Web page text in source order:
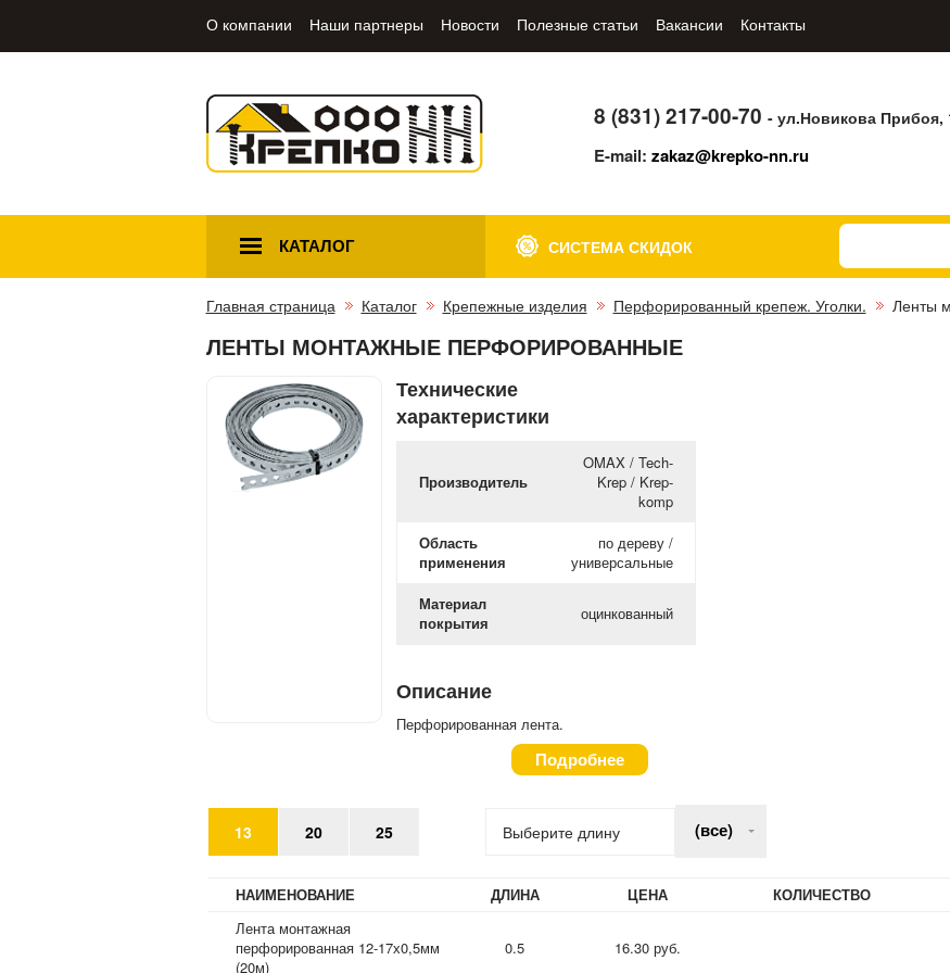
О компании Наши партнеры Новости Полезные статьи Вакансии Контакты
8 (831) 217-00-70- ул.Новикова Прибоя,
E-mail:zakaz@krepko-nn.ru
КАТАЛОГ СИСТЕМА СКИДОК
Главная страница Каталог Крепежные изделия Перфорированный крепеж. Уголки.
Ленты
ЛЕНТЫ МОНТАЖНЫЕ ПЕРФОРИРОВАННЫЕ
Технические
характеристики
Производитель
OMAX / Tech-
Krep / Krep-
komp
Область
применения
по дереву /
универсальные
Материал
покрытия
оцинкованный
Описание
Перфорированная лента.
Подробнее
13 20 25 Выберите длину (все)
НАИМЕНОВАНИЕ ДЛИНА ЦЕНА КОЛИЧЕСТВО
Лента монтажная
перфорированная 12-17х0,5мм
(20м)
0.5 16.30 руб.